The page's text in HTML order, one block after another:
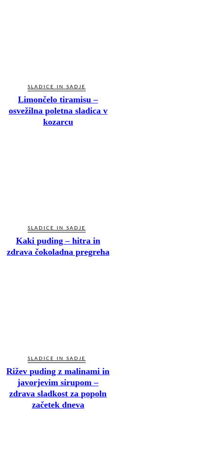
SLADICE IN SADJE
Limončelo tiramisu –
osvežilna poletna sladica v
kozarcu
SLADICE IN SADJE
Kaki puding – hitra in
zdrava čokoladna pregreha
SLADICE IN SADJE
Rižev puding z malinami in
javorjevim sirupom –
zdrava sladkost za popoln
začetek dneva